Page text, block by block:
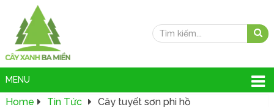
MENU
Home Tin Tức Cây tuyết sơn phi hồ